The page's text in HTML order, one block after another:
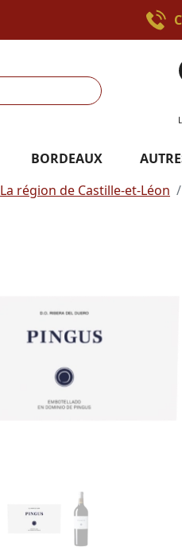
BORDEAUX
La région de Castille-et-Léon